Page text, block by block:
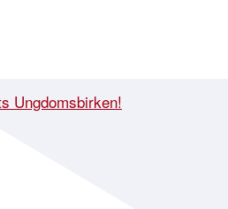
Ungdomsbirken!